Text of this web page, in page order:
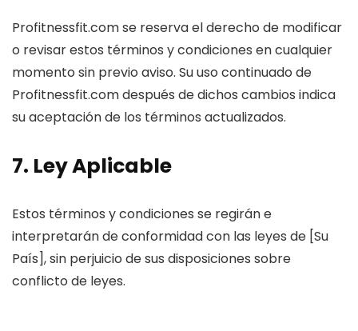
Profitnessfit.com se reserva el derecho de modificar
o revisar estos términos y condiciones en cualquier
momento sin previo aviso. Su uso continuado de
Profitnessfit.com después de dichos cambios indica
su aceptación de los términos actualizados.
7. Ley Aplicable
Estos términos y condiciones se regirán e
interpretarán de conformidad con las leyes de [Su
País], sin perjuicio de sus disposiciones sobre
conflicto de leyes.